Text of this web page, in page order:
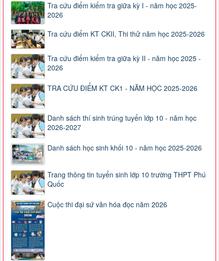
Tra cứu điểm kiểm tra giữa kỳ I - năm học 2025-
2026
Tra cứu điểm KT CKII, Thi thử năm học 2025-2026
Tra cứu điểm kiểm tra giữa kỳ II - năm học 2025 -
2026
TRA CỨU ĐIỂM KT CK1 - NĂM HỌC 2025-2026
Danh sách thí sinh trúng tuyển lớp 10 - năm học
2026-2027
Danh sách học sinh khối 10 - năm học 2025-2026
Trang thông tin tuyển sinh lớp 10 trường THPT Phú
Quốc
Cuộc thi đại sứ văn hóa đọc năm 2026